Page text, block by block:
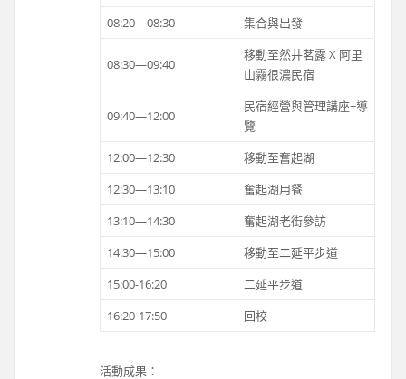
08:20—08:30
集合與出發
08:30—09:40
移動至然井茗露 X 阿里
山霧很濃民宿
09:40—12:00
民宿經營與管理講座+導
覽
12:00—12:30
移動至奮起湖
12:30—13:10
奮起湖用餐
13:10—14:30
奮起湖老街參訪
14:30—15:00
移動至二延平步道
15:00-16:20
二延平步道
16:20-17:50
回校
活動成果：